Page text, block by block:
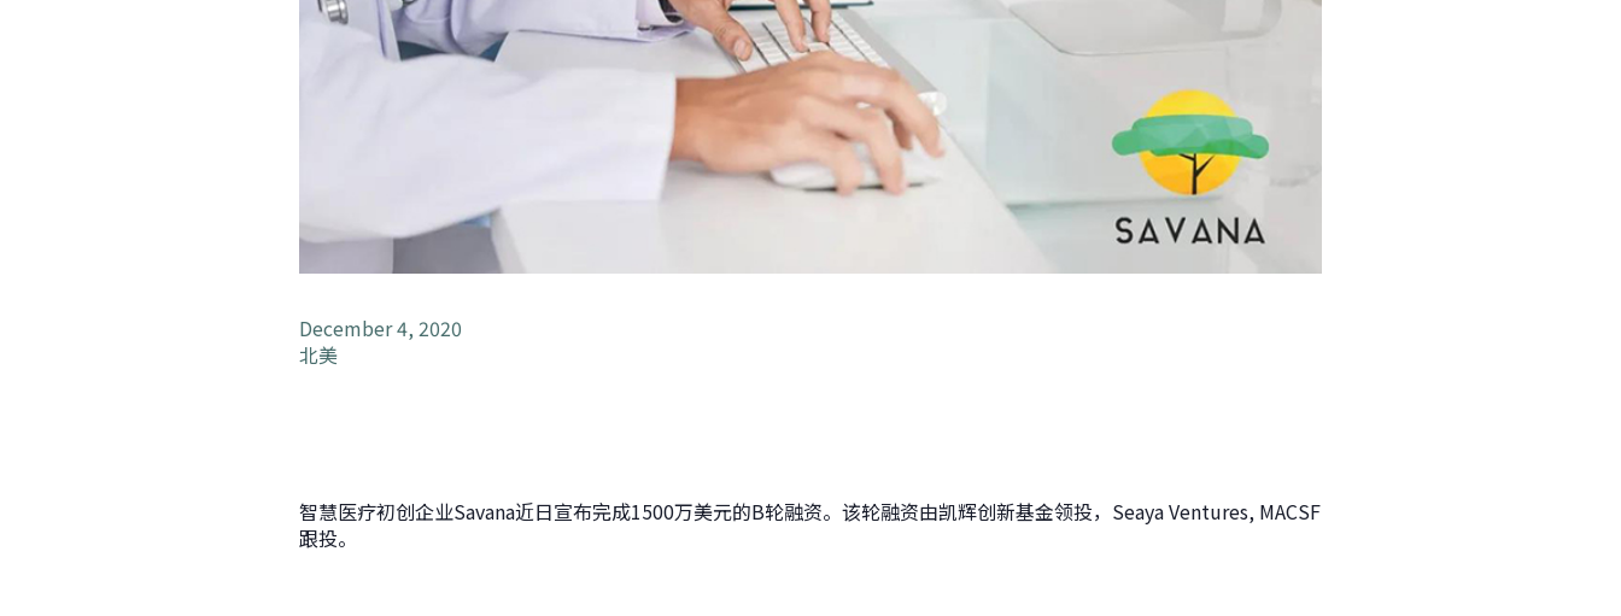
December 4, 2020
北美
智慧医疗初创企业Savana近日宣布完成1500万美元的B轮融资。该轮融资由凯辉创新基金领投，Seaya Ventures, MACSF
跟投。